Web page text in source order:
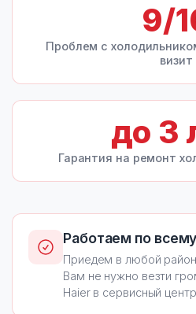
9/
Проблем с
визит
до 3
Гарантия на ремонт
Работаем по
Приедем в любой
Вам не нужно везти
Haier в сервисный